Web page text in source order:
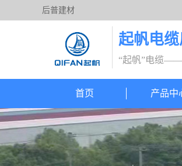
后普建材
起帆电
“起帆”电缆——
首页 产品中